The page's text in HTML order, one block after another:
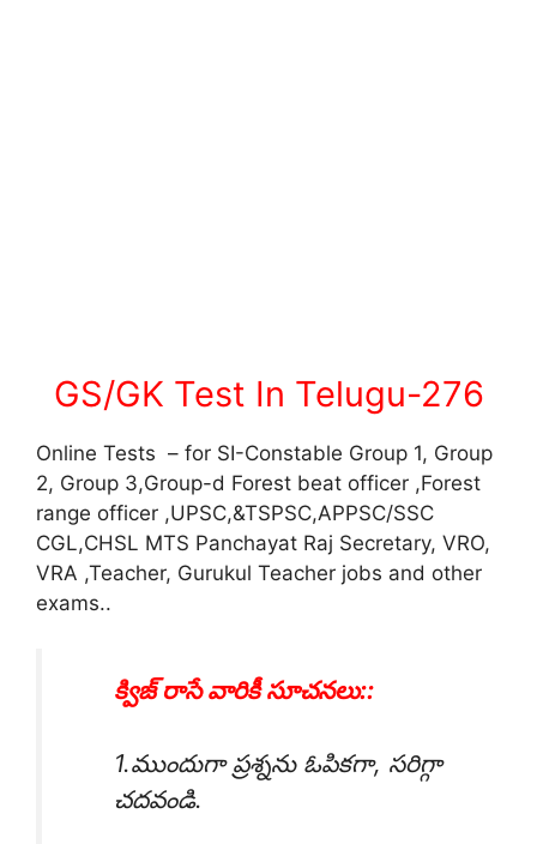
GS/GK Test In Telugu-276
Online Tests – for SI-Constable Group 1, Group
2, Group 3,Group-d Forest beat officer ,Forest
range officer ,UPSC,&TSPSC,APPSC/SSC
CGL,CHSL MTS Panchayat Raj Secretary, VRO,
VRA ,Teacher, Gurukul Teacher jobs and other
exams..
క్విజ్ రాసే వారికీ సూచనలు::
1.ముందుగా ప్రశ్నను ఓపికగా, సరిగ్గా
చదవండి.